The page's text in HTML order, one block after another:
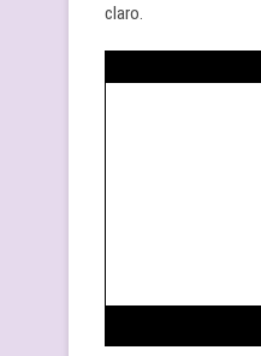
claro.